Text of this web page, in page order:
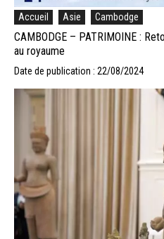
Accueil Asie Cambodge
CAMBODGE – PATRIMOINE :
au royaume
Date de publication : 22/08/2024